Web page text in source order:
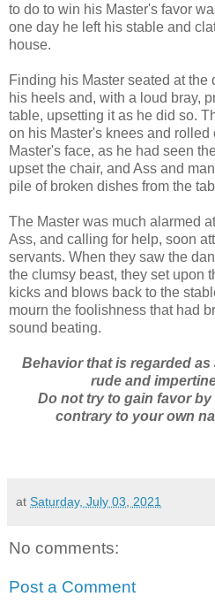
to do to win his Master's favor
one day he left his stable and
house.
Finding his Master seated at
his heels and, with a loud bray,
table, upsetting it as he did so.
on his Master's knees and
Master's face, as he had seen
upset the chair, and Ass and
pile of broken dishes from the
The Master was much alarmed
Ass, and calling for help, soon
servants. When they saw the
the clumsy beast, they set upon
kicks and blows back to the
mourn the foolishness that had
sound beating.
Behavior that is regarded
rude and
Do not try to gain favor
contrary to your own
at Saturday, July 03, 2021
No comments:
Post a Comment